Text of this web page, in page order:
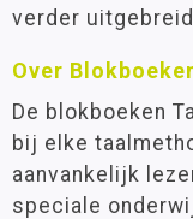
verder
Over
De blokboeken
bij elke
aanvankelijk
speciale